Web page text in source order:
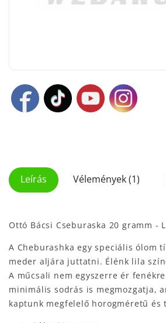
Leírás Vélemények (1)
Ottó Bácsi Cseburaska 20 gramm -
A Cheburashka egy speciális ólom
meder aljára juttatni. Élénk lila
A műcsali nem egyszerre ér
minimális sodrás is megmozgatja,
kaptunk megfelelő horogméretű